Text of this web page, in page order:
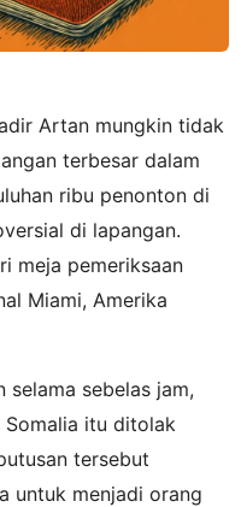
Artan mungkin tidak
terbesar dalam
ribu penonton di
di lapangan.
meja pemeriksaan
Miami, Amerika
selama sebelas jam,
itu ditolak
tersebut
untuk menjadi orang